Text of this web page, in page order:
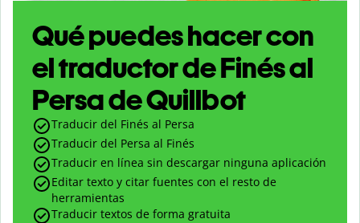
Qué puedes hacer con
el traductor de Finés al
Persa de Quillbot
Traducir del Finés al Persa
Traducir del Persa al Finés
Traducir en línea sin descargar ninguna aplicación
Editar texto y citar fuentes con el resto de
herramientas
Traducir textos de forma gratuita